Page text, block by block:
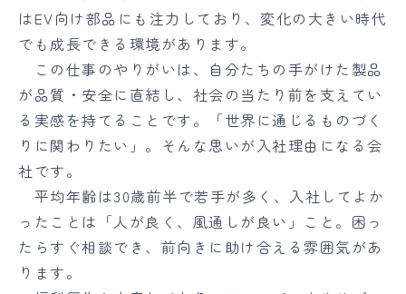
はEV向け部品にも注力しており、変化の大きい時代
でも成長できる環境があります。
この仕事のやりがいは、自分たちの手がけた製品
が品質・安全に直結し、社会の当たり前を支えてい
る実感を持てることです。「世界に通じるものづく
りに関わりたい」。そんな思いが入社理由になる会
社です。
平均年齢は30歳前半で若手が多く、入社してよか
ったことは「人が良く、風通しが良い」こと。困っ
たらすぐ相談でき、前向きに助け合える雰囲気があ
ります。